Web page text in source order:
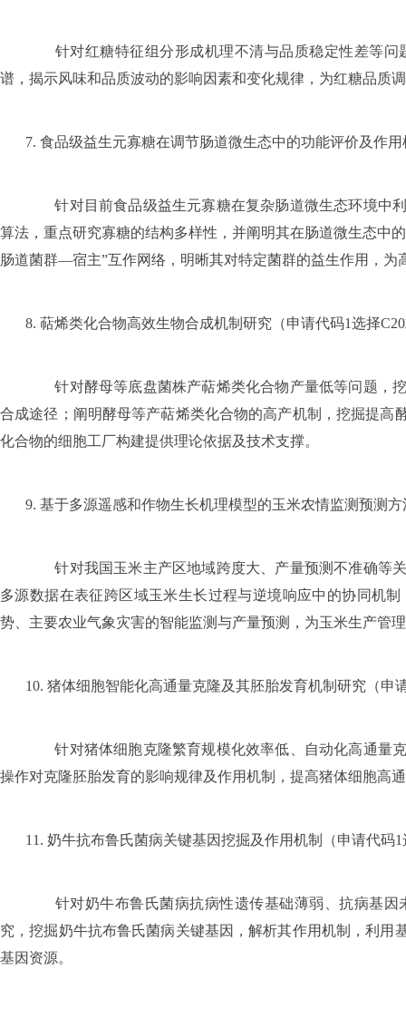
针对红糖特征组分形成机理不清与品质稳定性差等问
谱，揭示风味和品质波动的影响因素和变化规律，为红糖品质
7. 食品级益生元寡糖在调节肠道微生态中的功能评价及作
针对目前食品级益生元寡糖在复杂肠道微生态环境中利
算法，重点研究寡糖的结构多样性，并阐明其在肠道微生态中
肠道菌群—宿主”互作网络，明晰其对特定菌群的益生作用，
8. 萜烯类化合物高效生物合成机制研究（申请代码1选择C20
针对酵母等底盘菌株产萜烯类化合物产量低等问题，挖
合成途径；阐明酵母等产萜烯类化合物的高产机制，挖掘提
化合物的细胞工厂构建提供理论依据及技术支撑。
9. 基于多源遥感和作物生长机理模型的玉米农情监测预测
针对我国玉米主产区地域跨度大、产量预测不准确等关
多源数据在表征跨区域玉米生长过程与逆境响应中的协同机
势、主要农业气象灾害的智能监测与产量预测，为玉米生产管
10. 猪体细胞智能化高通量克隆及其胚胎发育机制研究（申
针对猪体细胞克隆繁育规模化效率低、自动化高通量克
操作对克隆胚胎发育的影响规律及作用机制，提高猪体细胞高
11. 奶牛抗布鲁氏菌病关键基因挖掘及作用机制（申请代码1
针对奶牛布鲁氏菌病抗病性遗传基础薄弱、抗病基因
究，挖掘奶牛抗布鲁氏菌病关键基因，解析其作用机制，利
基因资源。